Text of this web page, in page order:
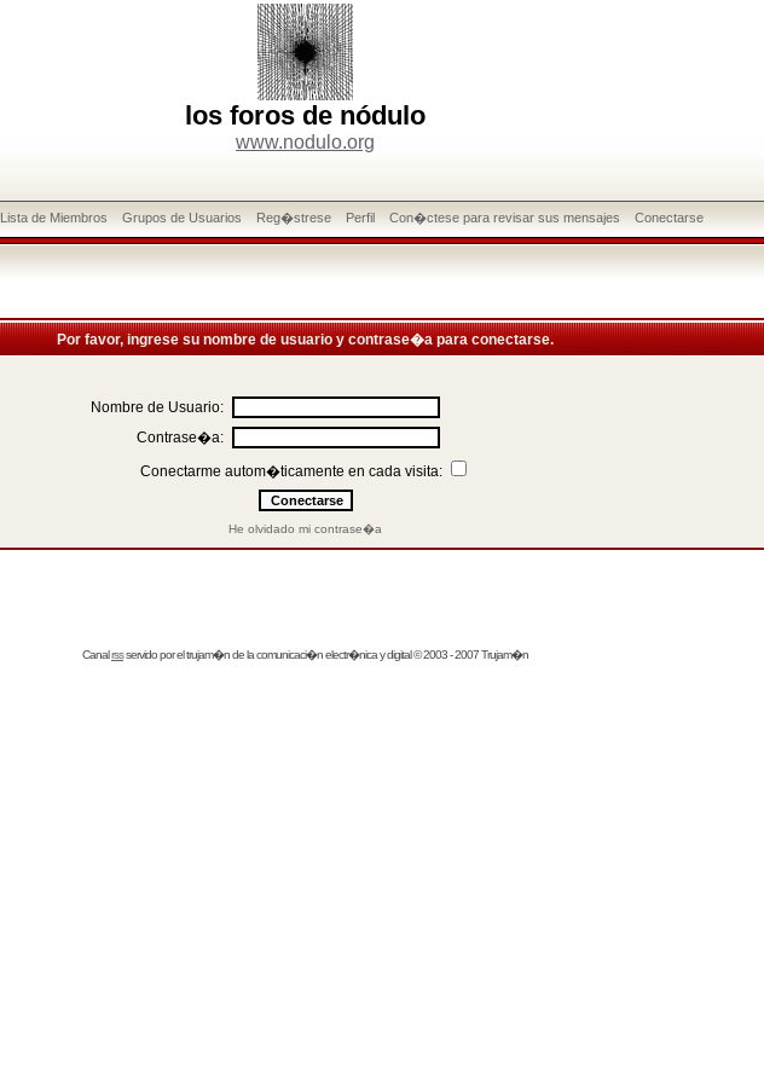
los foros de nódulo
www.nodulo.org
Lista de Miembros Grupos de Usuarios Reg�strese Perfil Con�ctese para revisar sus mensajes Conectarse
Por favor, ingrese su nombre de usuario y contrase�a para conectarse.
Nombre de Usuario:
Contrase�a:
Conectarme autom�ticamente en cada visita:
He olvidado mi contrase�a
Canalrssservido por eltrujam�nde la comunicaci�n electr�nica y digital © 2003 - 2007 Trujam�n